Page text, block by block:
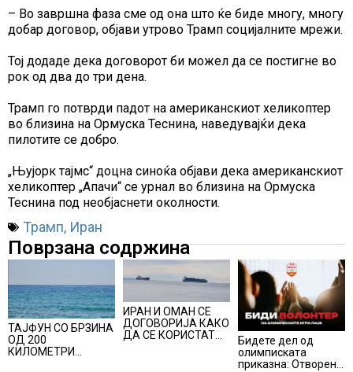
– Во завршна фаза сме од она што ќе биде многу, многу
добар договор, објави утрово Трамп социјалните мрежи.
Тој додаде дека договорот би можел да се постигне во
рок од два до три дена.
Трамп го потврди падот на американскиот хеликоптер
во близина на Ормуска Теснина, наведувајќи дека
пилотите се добро.
„Њујорк тајмс“ доцна синоќа објави дека американскиот
хеликоптер „Апачи“ се урнал во близина на Ормуска
Теснина под необјаснети околности.
Трамп, Иран
Поврзана содржина
ТАЈФУН СО БРЗИНА
ОД 200
КИЛОМЕТРИ
ИРАН И ОМАН СЕ
ДОГОВОРИЈА КАКО
ДА СЕ КОРИСТАТ
Бидете дел од
олимписката
приказна: Отворени